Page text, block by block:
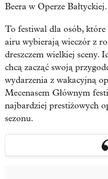
Beera w Operze Bałtyckiej.
To festiwal dla osób,
airu wybierają wieczór z
dreszczem wielkiej sceny.
chcą zacząć swoją
wydarzenia z wakacyjną
Mecenasem Głównym
najbardziej prestiżowych
sezonu.